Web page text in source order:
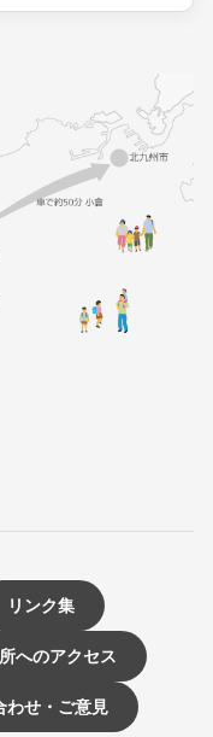
リンク集
へのアクセス
わせ・ご意見